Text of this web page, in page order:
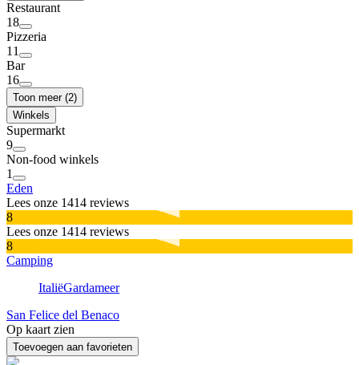
Restaurant
18
Pizzeria
11
Bar
16
Toon meer (2)
Winkels
Supermarkt
9
Non-food winkels
1
Eden
Lees onze 1414 reviews
8
Lees onze 1414 reviews
8
Camping
ItaliëGardameer
San Felice del Benaco
Op kaart zien
Toevoegen aan favorieten